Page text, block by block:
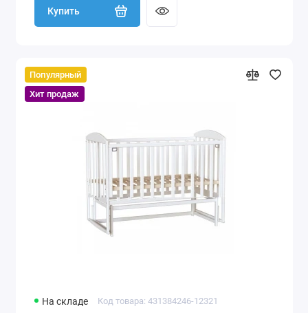
Купить
Популярный
Хит продаж
На складе Код товара: 431384246-12321